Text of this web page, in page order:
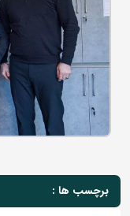
برچسب ها :